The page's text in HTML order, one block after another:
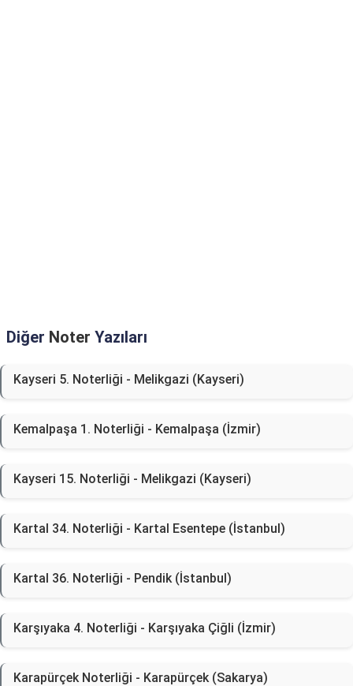
Diğer Noter Yazıları
Kayseri 5. Noterliği - Melikgazi (Kayseri)
Kemalpaşa 1. Noterliği - Kemalpaşa (İzmir)
Kayseri 15. Noterliği - Melikgazi (Kayseri)
Kartal 34. Noterliği - Kartal Esentepe (İstanbul)
Kartal 36. Noterliği - Pendik (İstanbul)
Karşıyaka 4. Noterliği - Karşıyaka Çiğli (İzmir)
Karapürçek Noterliği - Karapürçek (Sakarya)